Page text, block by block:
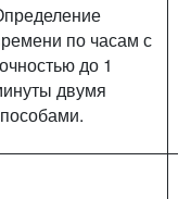
по часам с
до 1
двумя